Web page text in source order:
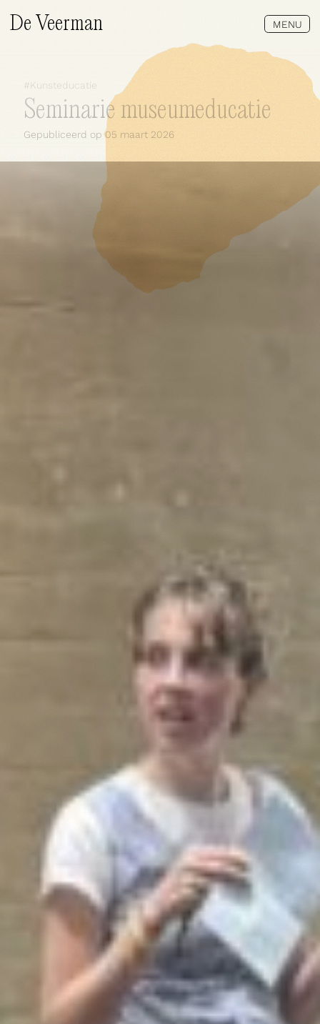
De Veerman MENU
Wat doen wij?
Samenwerken
Biotoop
#Kunsteducatie
Seminarie museumeducatie
Gepubliceerd op05 maart 2026